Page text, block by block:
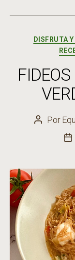
DISFRUTA
Autor
Por